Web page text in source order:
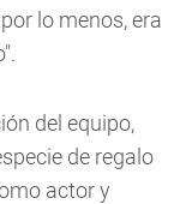
lo menos, era
del equipo,
de regalo
actor y